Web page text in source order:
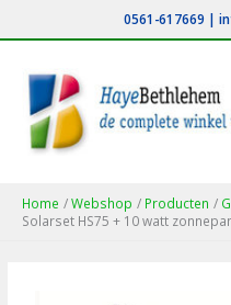
naar
inhoud
0561-617669 |
Home Webshop Producten
Solarset HS75 + 10 watt